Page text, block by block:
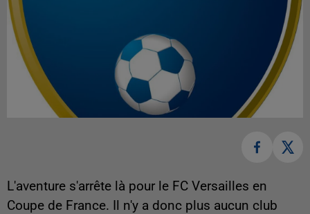
L'aventure s'arrête là pour le FC Versailles en
Coupe de France. Il n'y a donc plus aucun club